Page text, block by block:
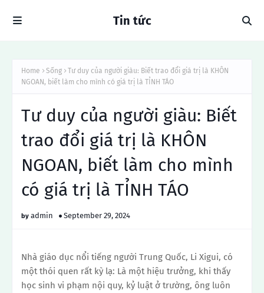
Tin tức
Home Sống
Tư duy của người giàu: Biết trao đổi giá trị là KHÔN
NGOAN, biết làm cho mình có giá trị là TỈNH TÁO
Tư duy của người giàu: Biết
trao đổi giá trị là KHÔN
NGOAN, biết làm cho mình
có giá trị là TỈNH TÁO
admin September 29, 2024
Nhà giáo dục nổi tiếng người Trung Quốc, Li Xigui, có
một thói quen rất kỳ lạ: Là một hiệu trưởng, khi thấy
học sinh vi phạm nội quy, kỷ luật ở trường, ông luôn